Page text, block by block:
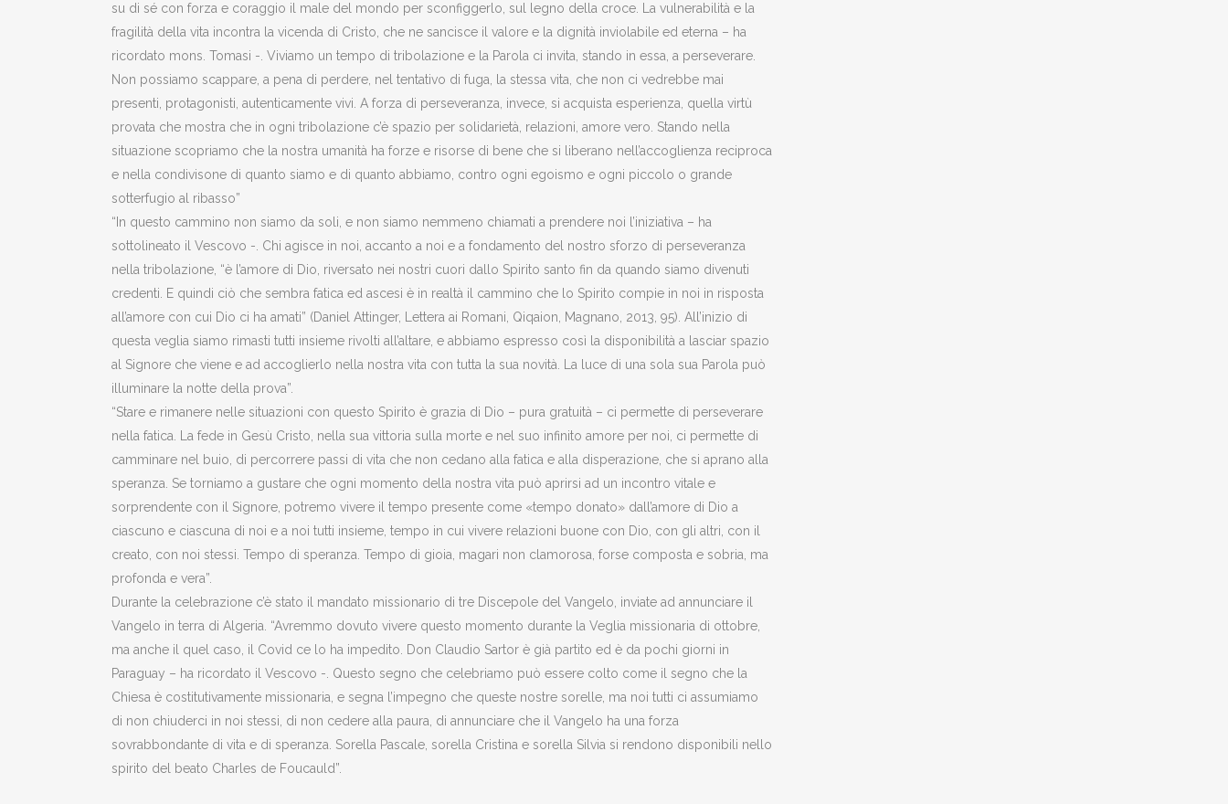
su di sé con forza e coraggio il male del mondo per sconfiggerlo, sul legno della croce. La vulnerabilità e la
fragilità della vita incontra la vicenda di Cristo, che ne sancisce il valore e la dignità inviolabile ed eterna – ha
ricordato mons. Tomasi -. Viviamo un tempo di tribolazione e la Parola ci invita, stando in essa, a perseverare.
Non possiamo scappare, a pena di perdere, nel tentativo di fuga, la stessa vita, che non ci vedrebbe mai
presenti, protagonisti, autenticamente vivi. A forza di perseveranza, invece, si acquista esperienza, quella virtù
provata che mostra che in ogni tribolazione c’è spazio per solidarietà, relazioni, amore vero. Stando nella
situazione scopriamo che la nostra umanità ha forze e risorse di bene che si liberano nell’accoglienza reciproca
e nella condivisone di quanto siamo e di quanto abbiamo, contro ogni egoismo e ogni piccolo o grande
sotterfugio al ribasso”
“In questo cammino non siamo da soli, e non siamo nemmeno chiamati a prendere noi l’iniziativa – ha
sottolineato il Vescovo -. Chi agisce in noi, accanto a noi e a fondamento del nostro sforzo di perseveranza
nella tribolazione, “è l’amore di Dio, riversato nei nostri cuori dallo Spirito santo fin da quando siamo divenuti
credenti. E quindi ciò che sembra fatica ed ascesi è in realtà il cammino che lo Spirito compie in noi in risposta
all’amore con cui Dio ci ha amati” (Daniel Attinger, Lettera ai Romani, Qiqaion, Magnano, 2013, 95). All’inizio di
questa veglia siamo rimasti tutti insieme rivolti all’altare, e abbiamo espresso così la disponibilità a lasciar spazio
al Signore che viene e ad accoglierlo nella nostra vita con tutta la sua novità. La luce di una sola sua Parola può
illuminare la notte della prova”.
“Stare e rimanere nelle situazioni con questo Spirito è grazia di Dio – pura gratuità – ci permette di perseverare
nella fatica. La fede in Gesù Cristo, nella sua vittoria sulla morte e nel suo infinito amore per noi, ci permette di
camminare nel buio, di percorrere passi di vita che non cedano alla fatica e alla disperazione, che si aprano alla
speranza. Se torniamo a gustare che ogni momento della nostra vita può aprirsi ad un incontro vitale e
sorprendente con il Signore, potremo vivere il tempo presente come «tempo donato» dall’amore di Dio a
ciascuno e ciascuna di noi e a noi tutti insieme, tempo in cui vivere relazioni buone con Dio, con gli altri, con il
creato, con noi stessi. Tempo di speranza. Tempo di gioia, magari non clamorosa, forse composta e sobria, ma
profonda e vera”.
Durante la celebrazione c’è stato il mandato missionario di tre Discepole del Vangelo, inviate ad annunciare il
Vangelo in terra di Algeria. “Avremmo dovuto vivere questo momento durante la Veglia missionaria di ottobre,
ma anche il quel caso, il Covid ce lo ha impedito. Don Claudio Sartor è già partito ed è da pochi giorni in
Paraguay – ha ricordato il Vescovo -. Questo segno che celebriamo può essere colto come il segno che la
Chiesa è costitutivamente missionaria, e segna l’impegno che queste nostre sorelle, ma noi tutti ci assumiamo
di non chiuderci in noi stessi, di non cedere alla paura, di annunciare che il Vangelo ha una forza
sovrabbondante di vita e di speranza. Sorella Pascale, sorella Cristina e sorella Silvia si rendono disponibili nello
spirito del beato Charles de Foucauld”.